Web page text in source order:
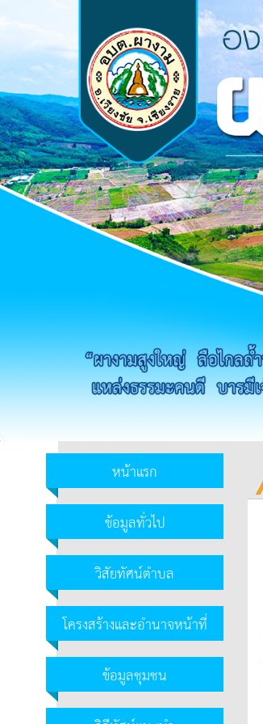
หน้าแรก
ข้อมูลทั่วไป
วิสัยทัศน์ตำบล
โครงสร้างและอำนาจหน้าที่
ข้อมูลชุมชน